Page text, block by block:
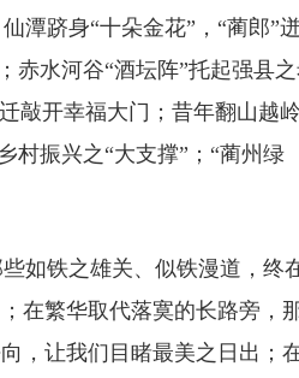
跻身“十朵金花”，“蔺郎”
赤水河谷“酒坛阵”托起强县
敲开幸福大门；昔年翻山越
村振兴之“大支撑”；“蔺州绿
如铁之雄关、似铁漫道，终
在繁华取代落寞的长路旁，
，让我们目睹最美之日出；